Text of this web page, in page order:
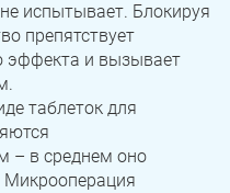
испытывает. Блокируя
препятствует
и вызывает
таблеток для
– в среднем оно
Микрооперация